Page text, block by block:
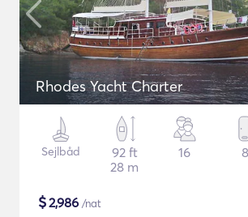
Rhodes Yacht Charter
Sejlbåd
92 ft
28 m
16 8
$2,986 /nat